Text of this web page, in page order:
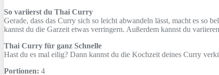
So variierst du Thai Curry
Gerade, dass das Curry sich so leicht abwandeln lässt, macht es so
kannst du die Garzeit etwas verringern. Außerdem kannst du
Thai Curry für ganz Schnelle
Hast du es mal eilig? Dann kannst du die Kochzeit deines Curry
Portionen: 4